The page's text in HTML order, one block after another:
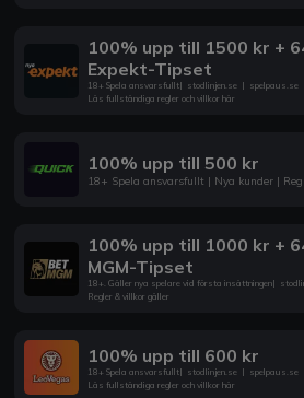
100% upp till 1500 kr +
Expekt-Tipset
18+ Spela ansvarsfullt| stodlinjen.se | spelpaus.se
Läs fullständiga regler och villkor här
100% upp till 500 kr
18+ Spela ansvarsfullt | Nya kunder |
100% upp till 1000 kr +
MGM-Tipset
18+. Gäller nya spelare vid första insättningen|
Regler & villkor gäller
100% upp till 600 kr
18+ Spela ansvarsfullt| stodlinjen.se | spelpaus.se
Läs fullständiga regler och villkor här